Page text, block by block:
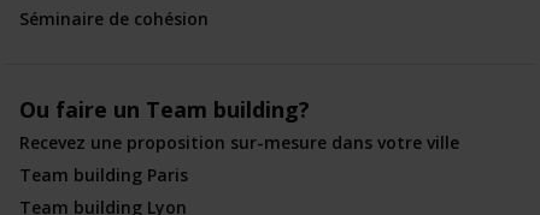
Séminaire de cohésion
Ou faire un Team building?
Recevez une proposition sur-mesure dans votre ville
Team building Paris
Team building Lyon